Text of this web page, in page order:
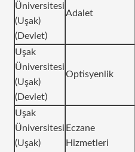
Üniversitesi
(Uşak)
(Devlet)
Adalet
Uşak
Üniversitesi
(Uşak)
(Devlet)
Optisyenlik
Uşak
Üniversitesi
(Uşak)
Eczane
Hizmetleri